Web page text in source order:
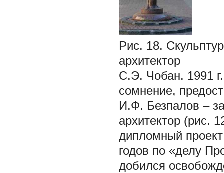
Рис. 18.
архитектор
С.Э. Чобан. 1991 г.
сомнение,
И.Ф. Безпалов –
архитектор (рис.
дипломный
годов по «делу
добился